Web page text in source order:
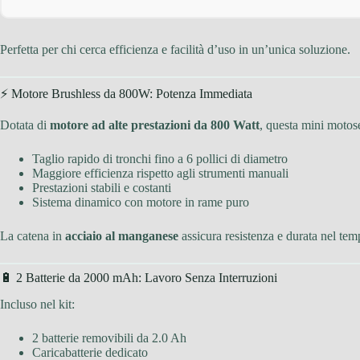
Perfetta per chi cerca efficienza e facilità d’uso in un’unica soluzione.
⚡ Motore Brushless da 800W: Potenza Immediata
Dotata di motore ad alte prestazioni da 800 Watt, questa mini
Taglio rapido di tronchi fino a 6 pollici di diametro
Maggiore efficienza rispetto agli strumenti manuali
Prestazioni stabili e costanti
Sistema dinamico con motore in rame puro
La catena in acciaio al manganese assicura resistenza e durata nel
🔋 2 Batterie da 2000 mAh: Lavoro Senza Interruzioni
Incluso nel kit:
2 batterie removibili da 2.0 Ah
Caricabatterie dedicato